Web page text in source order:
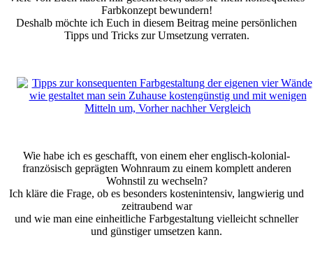
Farbkonzept bewundern!
Deshalb möchte ich Euch in diesem Beitrag meine persönlichen
Tipps und Tricks zur Umsetzung verraten.
Wie habe ich es geschafft, von einem eher englisch-kolonial-
französisch geprägten Wohnraum zu einem komplett anderen
Wohnstil zu wechseln?
Ich kläre die Frage, ob es besonders kostenintensiv, langwierig und
zeitraubend war
und wie man eine einheitliche Farbgestaltung vielleicht schneller
und günstiger umsetzen kann.